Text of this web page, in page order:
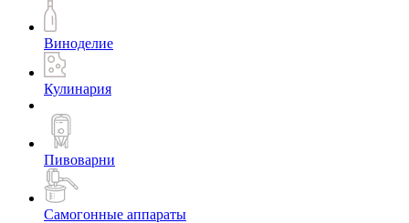
Виноделие
Кулинария
Пивоварни
Самогонные аппараты